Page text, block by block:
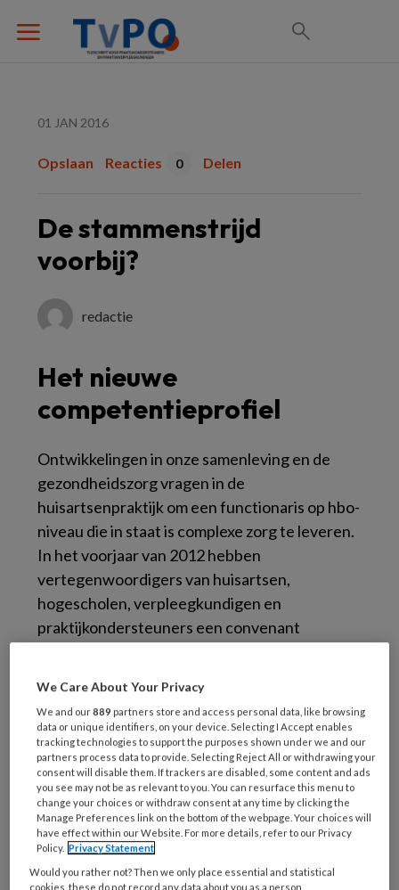
01 JAN 2016
Opslaan Reacties 0 Delen
De stammenstrijd
voorbij?
redactie
Het nieuwe
competentieprofiel
Ontwikkelingen in onze samenleving en de
gezondheidszorg vragen in de
huisartsenpraktijk om een functionaris op hbo-
niveau die in staat is complexe zorg te leveren.
In het voorjaar van 2012 hebben
vertegenwoordigers van huisartsen,
hogescholen, verpleegkundigen en
praktijkondersteuners een convenant
eenduidige, uniforme en generalistische hbo-
zorgprofessional voor de huisartsenzorg. Het
bijbehorende competentieprofiel werd
beschreven voor praktijkverpleegkundigen die
in de toekomst (2020) vanaf de hbo-v zouden
uitstromen. De zittende
praktijkondersteuners zonder deze
verpleegkundige achtergrond konden alleen
We Care About Your Privacy
We and our889 partners store and access personal data, like browsing
data or unique identifiers, on your device. Selecting I Accept enables
tracking technologies to support the purposes shown under we and our
partners process data to provide. Selecting Reject All or withdrawing your
consent will disable them. If trackers are disabled, some content and ads
you see may not be as relevant to you. You can resurface this menu to
change your choices or withdraw consent at any time by clicking the
Manage Preferences link on the bottom of the webpage. Your choices will
have effect within our Website. For more details, refer to our Privacy
Policy. Privacy Statement
Would you rather not? Then we only place essential and statistical
cookies, these do not record any data about you as a person